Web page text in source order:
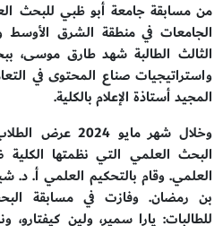
من مسابقة جامعة أبو ظبي للبحث
الجامعات في منطقة الشرق الأوسط
الثالث الطالبة شهد طارق موسى،
واستراتيجيات صناع المحتوى في
المجيد أستاذة الإعلام بالكلية.
وخلال شهر مايو
البحث العلمي التي نظمتها
العلمي. وقام بالتحكيم العلمي أ. د.
بن رمضان. وفازت في مسابقة
للطالبات: يارا سمير، ولين كيفتارو،